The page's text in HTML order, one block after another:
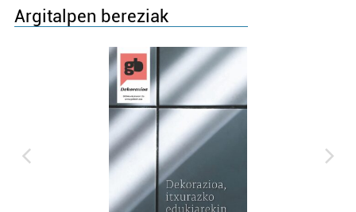
Argitalpen bereziak